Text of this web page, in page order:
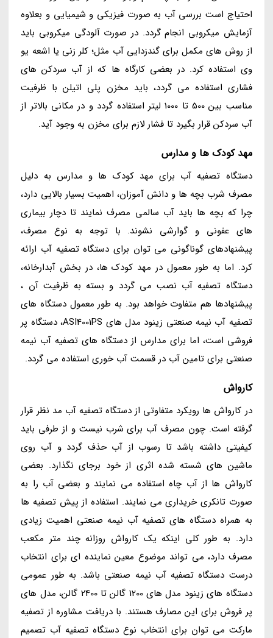
احتیاج است بررسی آب به صورت فیزیکی و شیمیایی و بعلاوه
آزمایش میکروبی انجام گردد. در صورت آلودگی میکروبی باید
از روش های مکمل برای گندزدایی آب مثل؛ کلر زنی یا اشعه یو
وی استفاده کرد. در بعضی کارگاه ها که از آب سردکن های
فشاری استفاده می گردد، باید مخزن پلی اتیلن با ظرفیت
مناسب بین 500 تا 1000 لیتر استفاده گردد و در مکانی بالاتر از
آب سردکن قرار بگیرد تا فشار لازم برای مخزن به وجود آید.
مهد کودک ها و مدارس
دستگاه تصفیه آب برای مهد کودک ها و مدارس به دلیل
مصرف شرب بچه ها و دانش آموزان، اهمیت بسیار بالایی دارد،
چرا که بچه ها باید آب سالمی مصرف نمایند تا دچار بیماری
های عفونی و گوارشی نشوند. با توجه به نوع مصرف،
پیشنهادهای گوناگونی می توان برای دستگاه تصفیه آب ارائه
کرد. اما به طور معمول در مهد کودک ها، در بخش آبدارخانه،
دستگاه تصفیه آب نصب می گردد و بسته به ظرفیت آن ،
پیشنهادها هم متفاوت خواهد بود. به طور معمول دستگاه های
تصفیه آب نیمه صنعتی زینود مدل های ASI4001PS، دستگاه پر
فروشی است، اما برای مدارس از دستگاه های تصفیه آب نیمه
صنعتی برای تامین آب در قسمت آب خوری استفاده می گردد.
کارواش
در کارواش ها رویکرد متفاوتی از دستگاه تصفیه آب مد نظر قرار
گرفته است. چون مصرف آب برای شرب نیست و از طرفی باید
کیفیتی داشته باشد تا رسوب از آب حذف گردد و آب روی
ماشین های شسته شده اثری از خود برجای نگذارد. بعضی
کارواش ها از آب چاه استفاده می نمایند و بعضی آب را به
صورت تانکری خریداری می نمایند. استفاده از پیش تصفیه ها
به همراه دستگاه های تصفیه آب نیمه صنعتی اهمیت زیادی
دارد. به طور کلی اینکه یک کارواش روزانه چند متر مکعب
مصرف دارد، می تواند موضوع معین نماینده ای برای انتخاب
درست دستگاه تصفیه آب نیمه صنعتی باشد. به طور عمومی
دستگاه های زینود مدل های 1200 گالن تا 2400 گالن، مدل های
پر فروش برای این مصارف هستند. با دریافت مشاوره از تصفیه
مارکت می توان برای انتخاب نوع دستگاه تصفیه آب تصمیم